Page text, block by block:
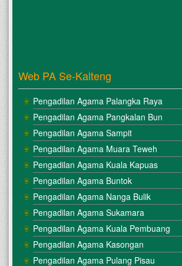
Web PA Se-Kalteng
Pengadilan Agama Palangka Raya
Pengadilan Agama Pangkalan Bun
Pengadilan Agama Sampit
Pengadilan Agama Muara Teweh
Pengadilan Agama Kuala Kapuas
Pengadilan Agama Buntok
Pengadilan Agama Nanga Bulik
Pengadilan Agama Sukamara
Pengadilan Agama Kuala Pembuang
Pengadilan Agama Kasongan
Pengadilan Agama Pulang Pisau